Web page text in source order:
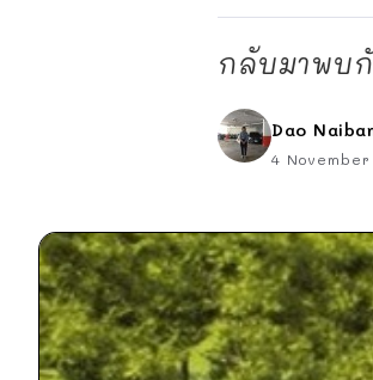
กลับมาพบ
Dao
4 November